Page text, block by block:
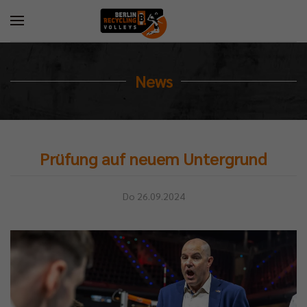
News
Prüfung auf neuem Untergrund
Do 26.09.2024